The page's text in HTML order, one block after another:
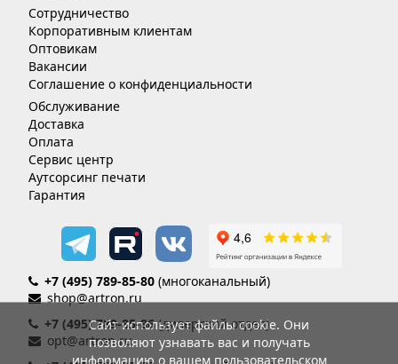
Сотрудничество
Корпоративным клиентам
Оптовикам
Вакансии
Соглашение о конфиденциальности
Обслуживание
Доставка
Оплата
Сервис центр
Аутсорсинг печати
Гарантия
+7 (495) 789-85-80 (многоканальный)
shop@artron.ru
+7 (495) 789-85-86(дилерский отдел)
opt@artron.ru
Сайт использует файлы cookie. Они
позволяют узнавать вас и получать
информацию о вашем пользовательском